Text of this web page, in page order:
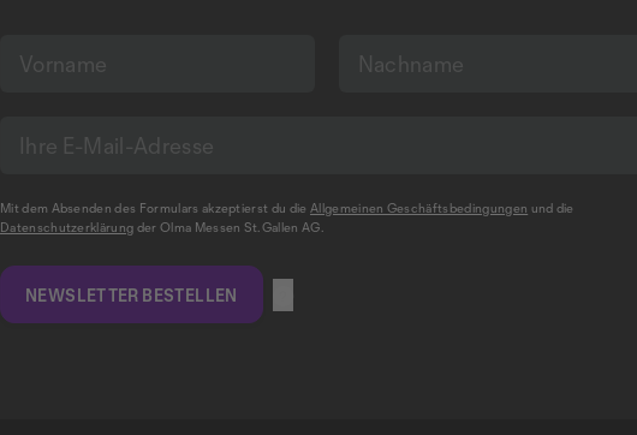
Mit dem Absenden des Formulars akzeptierst du die Allgemeinen Geschäftsbedingungen und die
Datenschutzerklärung der Olma Messen St.Gallen AG.
NEWSLETTER BESTELLEN